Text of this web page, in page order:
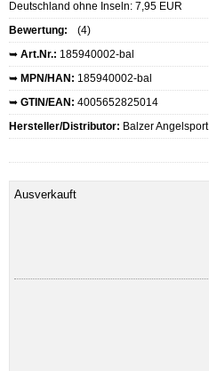
Deutschland ohne Inseln: 7,95 EUR
Bewertung:
(4)
➥ Art.Nr.: 185940002-bal
➥ MPN/HAN: 185940002-bal
➥ GTIN/EAN: 4005652825014
Hersteller/Distributor: Balzer Angelsport
Ausverkauft